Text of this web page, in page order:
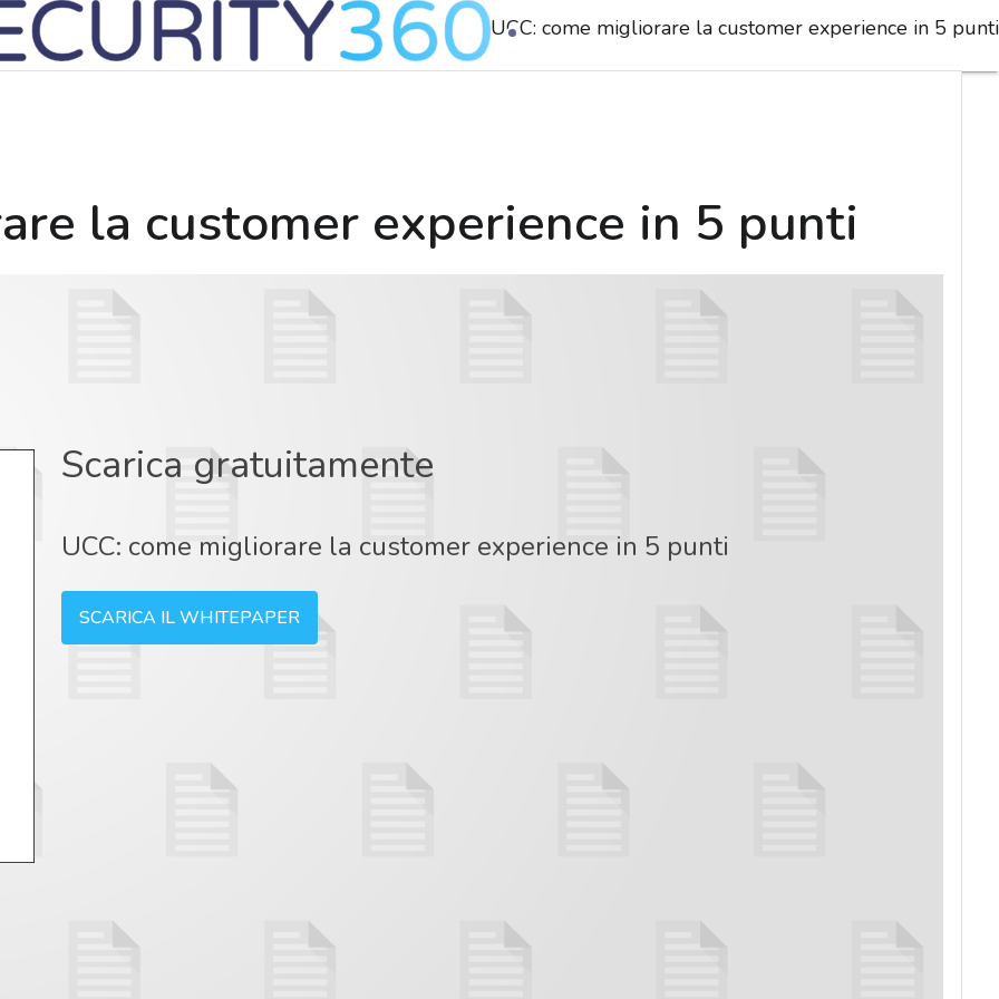
UCC: come migliorare la customer experience in 5 punti
la customer experience in 5 punti
Scarica gratuitamente
UCC: come migliorare la customer experience in 5 punti
SCARICA IL WHITEPAPER